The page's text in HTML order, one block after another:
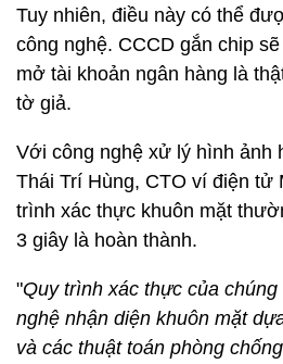
Tuy nhiên, điều này có thể
công nghệ. CCCD gắn chip
mở tài khoản ngân hàng là
tờ giả.
Với công nghệ xử lý hình ảnh
Thái Trí Hùng, CTO ví điện tử
trình xác thực khuôn mặt
3 giây là hoàn thành.
"Quy trình xác thực của
nghệ nhận diện khuôn mặt
và các thuật toán phòng